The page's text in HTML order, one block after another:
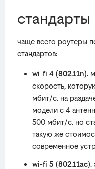
стандарты
чаще всего роутеры
стандартов:
wi-fi 4 (802.11n).
скорость,
мбит/с. на
модели с 4
500 мбит/с. но
такую же
современное
wi-fi 5 (802.11ac).